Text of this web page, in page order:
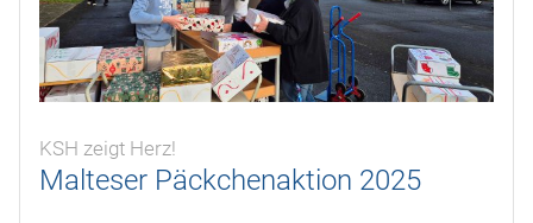
KSH zeigt Herz!
Malteser Päckchenaktion 2025